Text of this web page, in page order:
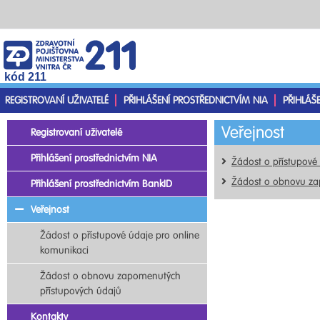
kód 211
REGISTROVANÍ UŽIVATELÉ
PŘIHLÁŠENÍ PROSTŘEDNICTVÍM NIA
Veřejnost
Žádost o
Žádost o obnovu
Registrovaní uživatelé
Přihlášení prostřednictvím NIA
Přihlášení prostřednictvím BankID
Veřejnost
Žádost o přístupové údaje pro online
komunikaci
Žádost o obnovu zapomenutých
přístupových údajů
Kontakty